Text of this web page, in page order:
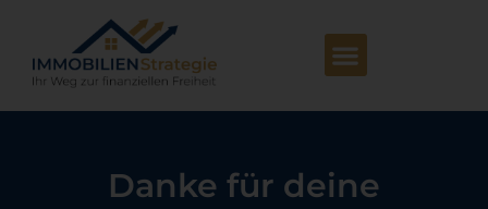
Danke für deine